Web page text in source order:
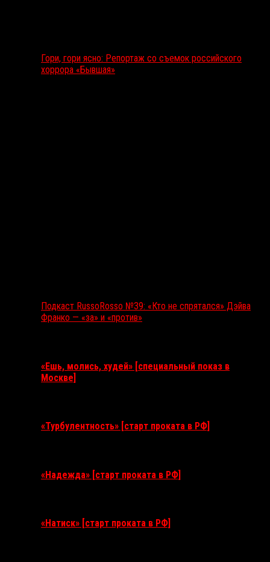
Гори, гори ясно: Репортаж со съемок российского
хоррора «Бывшая»
Подкаст RussoRosso №39: «Кто не спрятался» Дэйва
Франко — «за» и «против»
«Ешь, молись, худей» [специальный показ в
Москве]
«Турбулентность» [старт проката в РФ]
«Надежда» [старт проката в РФ]
«Натиск» [старт проката в РФ]